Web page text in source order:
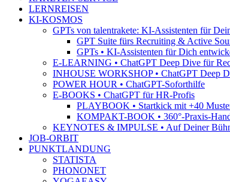
LERNREISEN
KI-KOSMOS
GPTs von talentrakete: KI-Assistenten für
GPT Suite fürs Recruiting & Active
GPTs • KI-Assistenten für Dich
E-LEARNING • ChatGPT Deep Dive für
INHOUSE WORKSHOP • ChatGPT Deep
POWER HOUR • ChatGPT-Soforthilfe
E-BOOKS • ChatGPT für HR-Profis
PLAYBOOK • Startkick mit +40
KOMPAKT-BOOK • 360°-Praxis-
KEYNOTES & IMPULSE • Auf Deiner
JOB-ORBIT
PUNKTLANDUNG
STATISTA
PHONONET